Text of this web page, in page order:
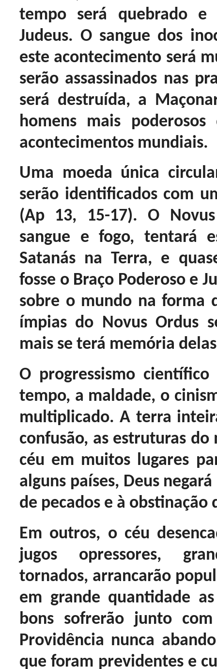
tempo será quebrado e
Judeus. O sangue dos
este acontecimento será
serão assassinados nas
será destruída, a
homens mais
acontecimentos mundiais.
Uma moeda única
serão identificados com
(Ap 13, 15-17). O
sangue e fogo, tentará
Satanás na Terra, e
fosse o Braço Poderoso e
sobre o mundo na forma
ímpias do Novus Ordus
mais se terá memória
O progressismo
tempo, a maldade, o
multiplicado. A terra
confusão, as estruturas
céu em muitos lugares
alguns países, Deus
de pecados e à obstinação
Em outros, o céu
jugos opressores,
tornados, arrancarão
em grande quantidade
bons sofrerão junto
Providência nunca
que foram previdentes e